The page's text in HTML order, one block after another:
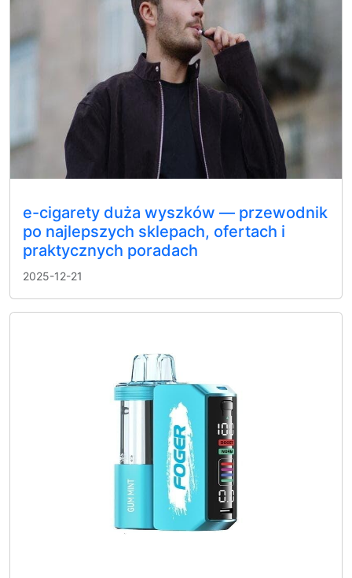
e-cigarety duża wyszków — przewodnik
po najlepszych sklepach, ofertach i
praktycznych poradach
2025-12-21